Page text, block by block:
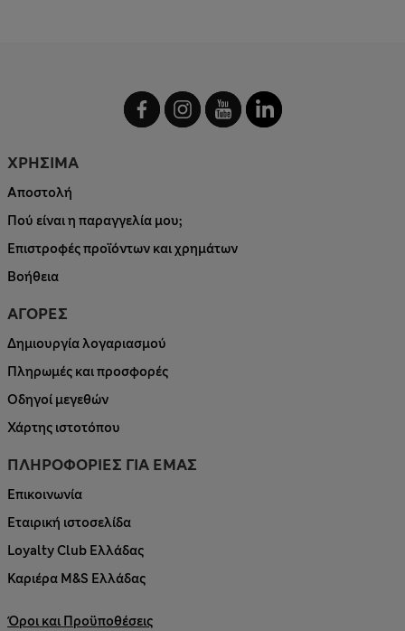
ΧΡΗΣΙΜΑ
Αποστολή
Πού είναι η παραγγελία μου;
Επιστροφές προϊόντων και χρημάτων
Βοήθεια
ΑΓΟΡΕΣ
Δημιουργία λογαριασμού
Πληρωμές και προσφορές
Οδηγοί μεγεθών
Χάρτης ιστοτόπου
ΠΛΗΡΟΦΟΡΙΕΣ ΓΙΑ ΕΜΑΣ
Επικοινωνία
Εταιρική ιστοσελίδα
Loyalty Club Ελλάδας
Καριέρα M&S Ελλάδας
Όροι και Προϋποθέσεις